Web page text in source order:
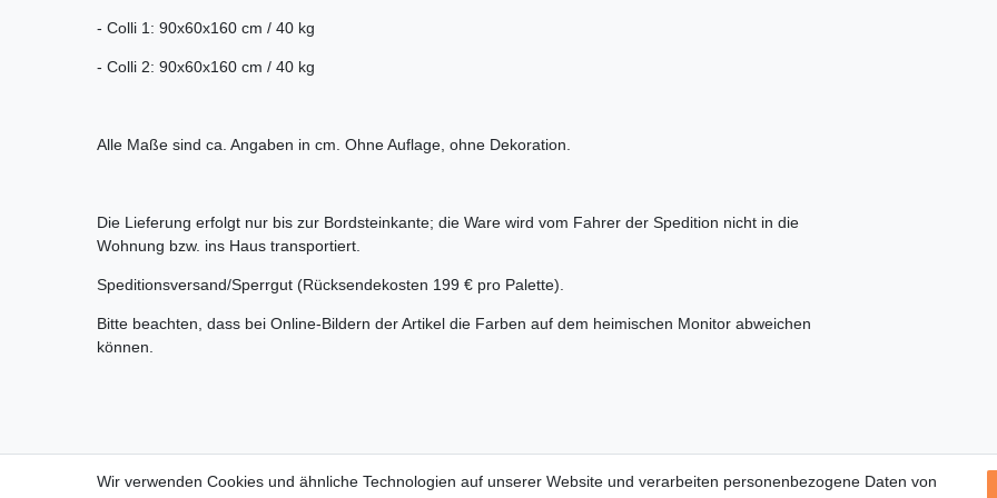
- Colli 1: 90x60x160 cm / 40 kg
- Colli 2: 90x60x160 cm / 40 kg
Alle Maße sind ca. Angaben in cm. Ohne Auflage, ohne Dekoration.
Die Lieferung erfolgt nur bis zur Bordsteinkante; die Ware wird vom Fahrer der Spedition nicht in die
Wohnung bzw. ins Haus transportiert.
Speditionsversand/Sperrgut (Rücksendekosten 199 € pro Palette).
Bitte beachten, dass bei Online-Bildern der Artikel die Farben auf dem heimischen Monitor abweichen
können.
Rechtliches Service
Wir verwenden Cookies und ähnliche Technologien auf unserer Website und verarbeiten personenbezogene Daten von